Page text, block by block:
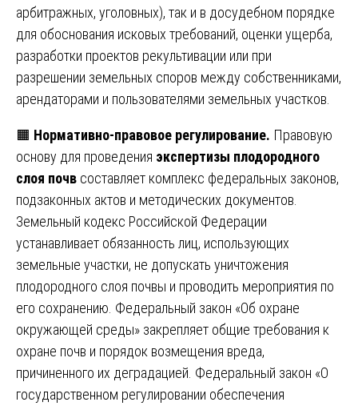
арбитражных, уголовных), так и в досудебном порядке
для обоснования исковых требований, оценки ущерба,
разработки проектов рекультивации или при
разрешении земельных споров между собственниками,
арендаторами и пользователями земельных участков.
🟧 Нормативно-правовое регулирование. Правовую
основу для проведения экспертизы плодородного
слоя почв составляет комплекс федеральных законов,
подзаконных актов и методических документов.
Земельный кодекс Российской Федерации
устанавливает обязанность лиц, использующих
земельные участки, не допускать уничтожения
плодородного слоя почвы и проводить мероприятия по
его сохранению. Федеральный закон «Об охране
окружающей среды» закрепляет общие требования к
охране почв и порядок возмещения вреда,
причиненного их деградацией. Федеральный закон «О
государственном регулировании обеспечения